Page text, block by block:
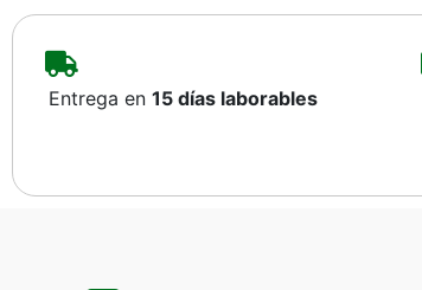
Entrega en 15 días laborables